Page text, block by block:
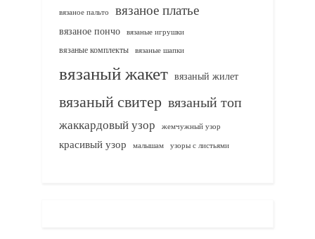
вязаное пальто вязаное платье
вязаное пончо вязаные игрушки
вязаные комплекты
вязаные шапки
вязаный жакет вязаный жилет
вязаный свитер вязаный топ
жаккардовый узор жемчужный узор
красивый узор малышам узоры с листьями